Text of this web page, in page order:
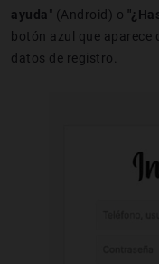
ayuda" (Android) o
botón azul que aparece
datos de registro.